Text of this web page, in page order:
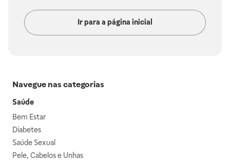
Ir para a página inicial
Navegue nas categorias
Saúde
Bem Estar
Diabetes
Saúde Sexual
Pele, Cabelos e Unhas